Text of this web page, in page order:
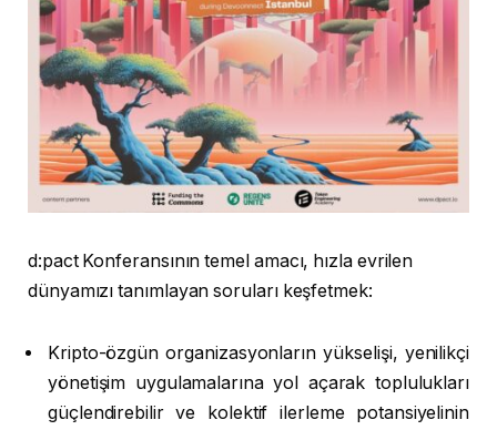
d:pact Konferansının temel amacı, hızla evrilen
dünyamızı tanımlayan soruları keşfetmek:
Kripto-özgün organizasyonların yükselişi, yenilikçi
yönetişim uygulamalarına yol açarak toplulukları
güçlendirebilir ve kolektif ilerleme potansiyelinin